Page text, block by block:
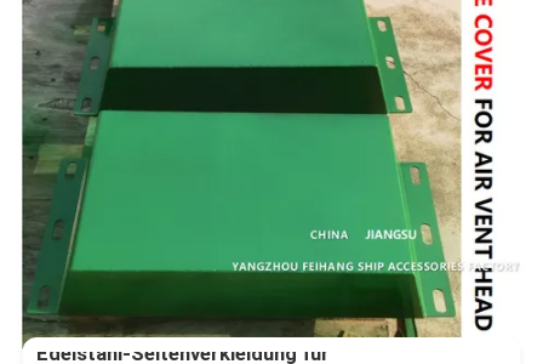
Edelstahl-Seitenverkleidung für